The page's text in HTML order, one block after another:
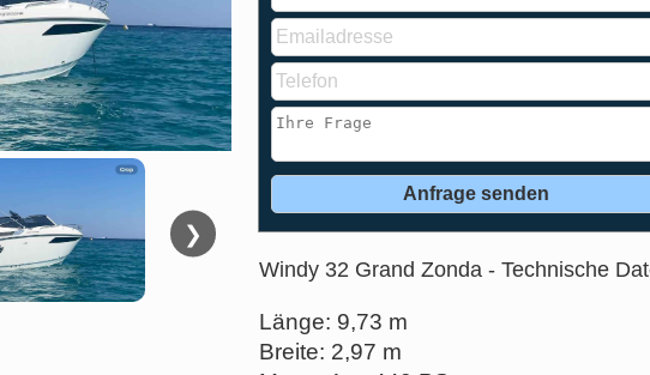
❯
Windy 32 Grand Zonda - Technische
Länge: 9,73 m
Breite: 2,97 m